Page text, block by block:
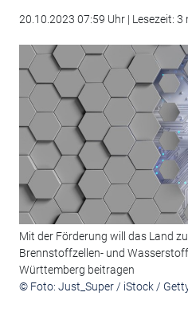
20.10.2023 07:59 Uhr | Lesezeit: 3
Mit der Förderung will das Land
Brennstoffzellen- und
Württemberg beitragen
© Foto: Just_Super / iStock /